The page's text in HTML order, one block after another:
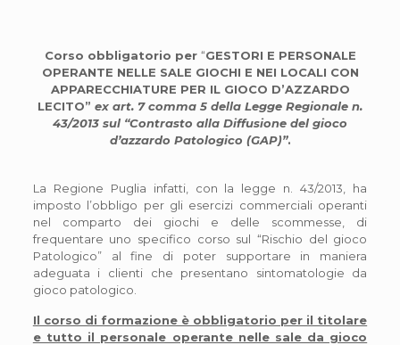
Corso obbligatorio per “GESTORI E PERSONALE
OPERANTE NELLE SALE GIOCHI E NEI LOCALI CON
APPARECCHIATURE PER IL GIOCO D’AZZARDO
LECITO” ex art. 7 comma 5 della Legge Regionale n.
43/2013 sul “Contrasto alla Diffusione del gioco
d’azzardo Patologico (GAP)”.
La Regione Puglia infatti, con la legge n. 43/2013, ha
imposto l’obbligo per gli esercizi commerciali operanti
nel comparto dei giochi e delle scommesse, di
frequentare uno specifico corso sul “Rischio del gioco
Patologico” al fine di poter supportare in maniera
adeguata i clienti che presentano sintomatologie da
gioco patologico.
Il corso di formazione è obbligatorio per il titolare
e tutto il personale operante nelle sale da gioco